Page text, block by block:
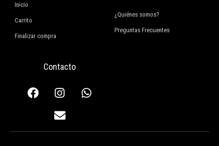
Inicio
Carrito
Finalizar compra
¿Quiénes somos?
Preguntas Frecuentes
Contacto
F
a
b
I
n
s
t
a
W
h
s
E
n
v
e
l